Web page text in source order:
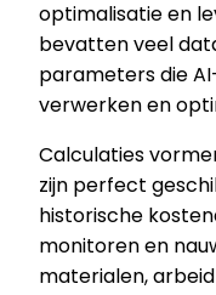
optimalisatie en
bevatten veel
parameters die
verwerken en
Calculaties
zijn perfect
historische
monitoren en
materialen,